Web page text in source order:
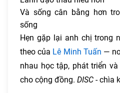
Và sống cân bằng hơn
sống
Hẹn gặp lại anh chị trong
theo của Lê Minh Tuấn —
nhau học tập, phát triển
cho cộng đồng. DISC - chìa